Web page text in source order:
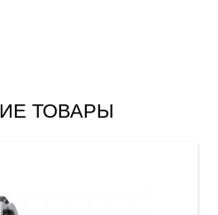
ТОВАРЫ